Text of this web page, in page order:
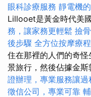
眼科診療服務 靜電機
Lillooet是黃金時代美
務，讓家務更輕鬆 撿
後步驟 全方位按摩療程
住在那裡的人們的奇
景旅行，然後佔據金斯
證辦理，專業服務讓過
徵信公司，專業可靠